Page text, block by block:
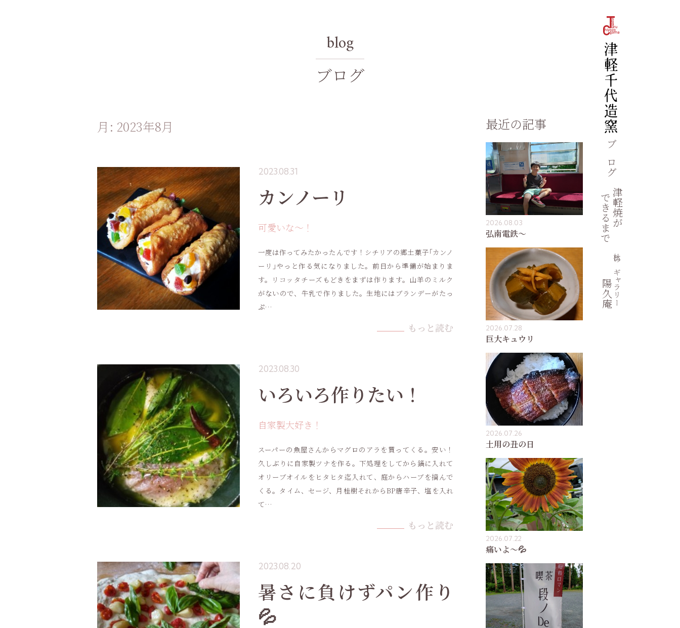
ブログ
津軽焼が
できるまで
杜のギャラリー
陽久庵
blog
ブログ
月: 2023年8月
2023.08.31
カンノーリ
可愛いな〜！
一度は作ってみたかったんです！シチリアの郷土菓子｢カンノ
ーリ｣やっと作る気になりました。前日から準備が始まりま
す。リコッタチーズもどきをまずは作ります。山羊のミルク
がないので、牛乳で作りました。生地にはブランデーがたっ
ぷ…
もっと読む
2023.08.30
いろいろ作りたい！
自家製大好き！
スーパーの魚屋さんからマグロのアラを買ってくる。安い！
久しぶりに自家製ツナを作る。下処理をしてから鍋に入れて
オリーブオイルをヒタヒタ迄入れて、庭からハーブを摘んで
くる。タイム、セージ、月桂樹それからBP唐辛子、塩を入れ
て…
もっと読む
2023.08.20
暑さに負けずパン作り
💦
最近の記事
2026.08.03
弘南電鉄〜
2026.07.28
巨大キュウリ
2026.07.26
土用の丑の日
2026.07.22
痛いよ〜💦